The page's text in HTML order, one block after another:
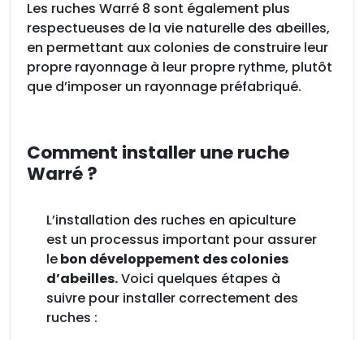
Les ruches Warré 8 sont également plus
respectueuses de la vie naturelle des abeilles,
en permettant aux colonies de construire leur
propre rayonnage à leur propre rythme, plutôt
que d’imposer un rayonnage préfabriqué.
Comment installer une ruche
Warré ?
L’installation des ruches en apiculture
est un processus important pour assurer
lebon développement des colonies
d’abeilles.Voici quelques étapes à
suivre pour installer correctement des
ruches :